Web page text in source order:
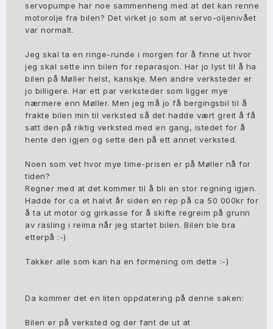
servopumpe har noe sammenheng med at det kan renne
motorolje fra bilen? Det virket jo som at servo-oljenivået
var normalt.
Jeg skal ta en ringe-runde i morgen for å finne ut hvor
jeg skal sette inn bilen for reparasjon. Har jo lyst til å ha
bilen på Møller helst, kanskje. Men andre verksteder er
jo billigere. Har ett par verksteder som ligger mye
nærmere enn Møller. Men jeg må jo få bergingsbil til å
frakte bilen min til verksted så det hadde vært greit å få
satt den på riktig verksted med en gang, istedet for å
hente den igjen og sette den på ett annet verksted.
Noen som vet hvor mye time-prisen er på Møller nå for
tiden?
Regner med at det kommer til å bli en stor regning igjen.
Hadde for ca et halvt år siden en rep på ca 50 000kr for
å ta ut motor og girkasse for å skifte regreim på grunn
av rasling i reima når jeg startet bilen. Bilen ble bra
etterpå :-)
Takker alle som kan ha en formening om dette :-)
Da kommer det en liten oppdatering på denne saken:
Bilen er på verksted og der fant de ut at